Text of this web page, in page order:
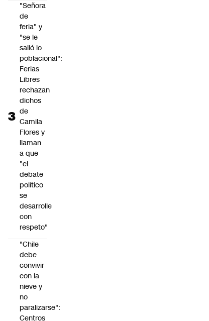
"Señora
de
feria" y
"se le
salió lo
poblacional":
Ferias
Libres
rechazan
dichos
de
Camila
Flores y
llaman
a que
"el
debate
político
se
desarrolle
con
respeto"
"Chile
debe
convivir
con la
nieve y
no
paralizarse":
Centros